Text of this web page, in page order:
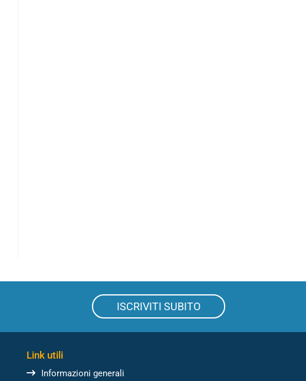
ISCRIVITI SUBITO
Link utili
Informazioni generali